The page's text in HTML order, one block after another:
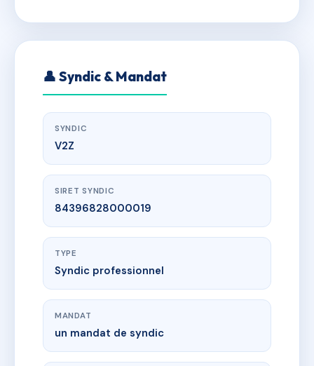
👤 Syndic & Mandat
SYNDIC
V2Z
SIRET SYNDIC
84396828000019
TYPE
Syndic professionnel
MANDAT
un mandat de syndic